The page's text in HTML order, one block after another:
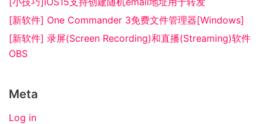
[新软件] One Commander 3免费文件管理器[Windows]
[新软件] 录屏(Screen Recording)和直播(Streaming)软件
OBS
Meta
Log in